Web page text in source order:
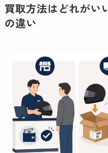
買取方法はどれがい
の違い